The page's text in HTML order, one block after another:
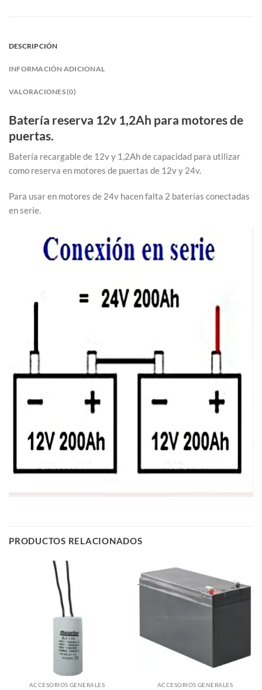
DESCRIPCIÓN
INFORMACIÓN ADICIONAL
VALORACIONES (0)
Batería reserva 12v 1,2Ah para motores de
puertas.
Batería recargable de 12v y 1,2Ah de capacidad para utilizar
como reserva en motores de puertas de 12v y 24v.
Para usar en motores de 24v hacen falta 2 baterías conectadas
en serie.
PRODUCTOS RELACIONADOS
ACCESORIOS GENERALES
-17%
ACCESORIOS GENERALES